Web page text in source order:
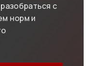
с
норм и